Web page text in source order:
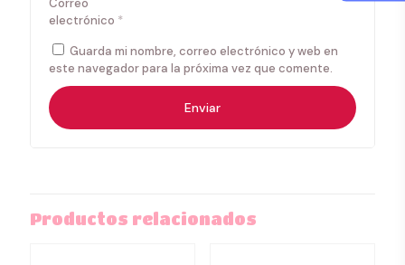
Correo
electrónico *
Guarda mi nombre, correo electrónico y web en
este navegador para la próxima vez que comente.
Productos relacionados